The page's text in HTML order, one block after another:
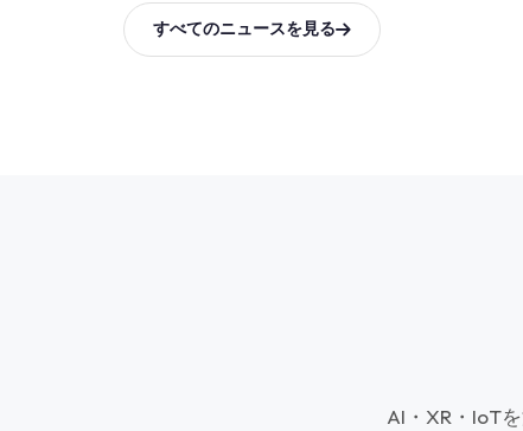
すべてのニュースを見る
AI・XR・IoT